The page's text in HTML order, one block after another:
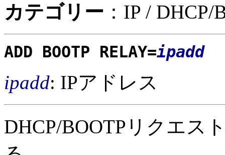
カテゴリー ：IP /
ADD BOOTP RELAY=ipadd
ipadd: IPアドレス
DHCP/BOOTPリクエス